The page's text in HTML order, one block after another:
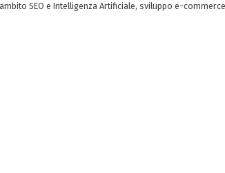
ambito SEO e Intelligenza Artificiale, sviluppo e-